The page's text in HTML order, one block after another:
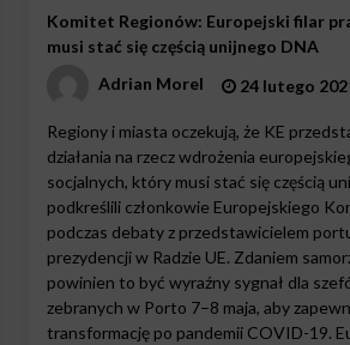
Komitet Regionów: Europejski filar
musi stać się częścią unijnego DNA
Adrian Morel
24 lutego
Regiony i miasta oczekują, że KE
działania na rzecz wdrożenia
socjalnych, który musi stać się częścią
podkreślili członkowie Europejskiego
podczas debaty z przedstawicielem
prezydencji w Radzie UE. Zdaniem
powinien to być wyraźny sygnał dla
zebranych w Porto 7–8 maja, aby
transformację po pandemii COVID-19.